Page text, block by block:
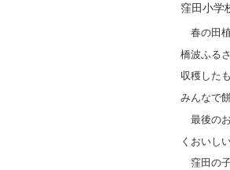
窪田小学
春の田
橋波ふる
収穫した
みんなで
最後の
くおいし
窪田の